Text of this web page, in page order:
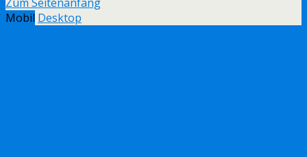
Mobil Desktop